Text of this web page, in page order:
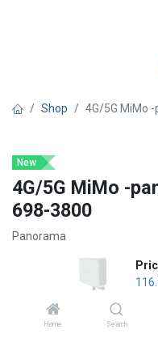
Home Search
Shop 4G/5G MiMo
New
4G/5G MiMo -
698-3800
Panorama
2×2 MIMO-antenni 4G/
Kaksi laajakaistaista
Kestävä kotelo ulko- ja
Sopii masto-, seinä-